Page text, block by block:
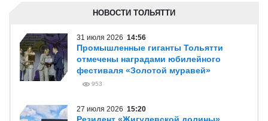
НОВОСТИ ТОЛЬЯТТИ
31 июля 2026 14:56
Промышленные гиганты Тольятти
отмечены наградами юбилейного
фестиваля «Золотой муравей»
953
27 июля 2026 15:20